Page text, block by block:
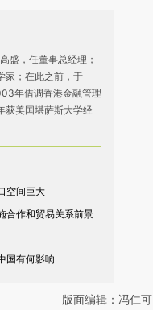
盛，任董事总经理；
家；在此之前，于
年借调香港金融管理
获美国堪萨斯大学经
空间巨大
合作和贸易关系前景
国有何影响
版面编辑：冯仁可